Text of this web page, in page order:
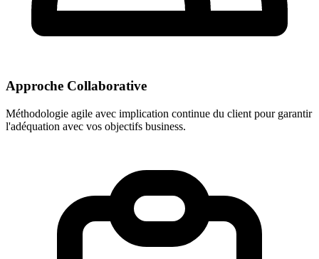
Approche Collaborative
Méthodologie agile avec implication continue du client pour garantir
l'adéquation avec vos objectifs business.